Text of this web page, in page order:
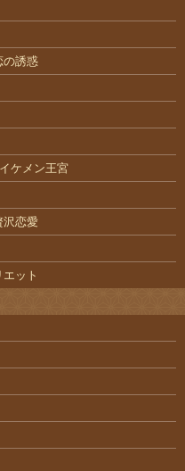
の誘惑
ケメン王宮
沢恋愛
ット